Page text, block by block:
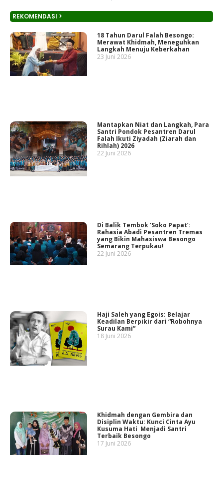
REKOMENDASI >
18 Tahun Darul Falah Besongo:
Merawat Khidmah, Meneguhkan
Langkah Menuju Keberkahan
23 Juni 2026
Mantapkan Niat dan Langkah, Para
Santri Pondok Pesantren Darul
Falah Ikuti Ziyadah (Ziarah dan
Rihlah) 2026
22 Juni 2026
Di Balik Tembok ‘Soko Papat’:
Rahasia Abadi Pesantren Tremas
yang Bikin Mahasiswa Besongo
Semarang Terpukau!
22 Juni 2026
Haji Saleh yang Egois: Belajar
Keadilan Berpikir dari “Robohnya
Surau Kami”
18 Juni 2026
Khidmah dengan Gembira dan
Disiplin Waktu: Kunci Cinta Ayu
Kusuma Hati Menjadi Santri
Terbaik Besongo
17 Juni 2026